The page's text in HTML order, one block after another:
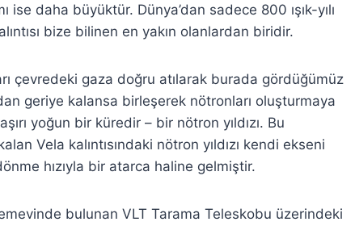
daha büyüktür. Dünya’dan sadece 800 ışık-yılı
bize bilinen en yakın olanlardan biridir.
çevredeki gaza doğru atılarak burada gördüğümüz
geriye kalansa birleşerek nötronları oluşturmaya
yoğun bir küredir – bir nötron yıldızı. Bu
Vela kalıntısındaki nötron yıldızı kendi ekseni
hızıyla bir atarca haline gelmiştir.
bulunan VLT Tarama Teleskobu üzerindeki